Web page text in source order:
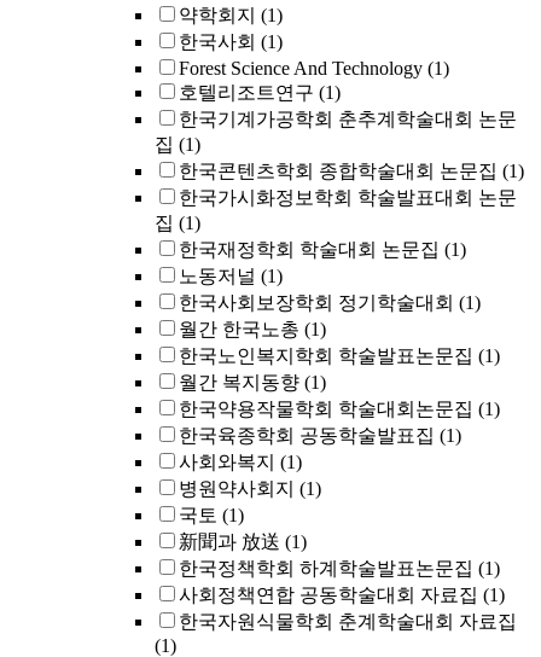
약학회지 (1)
한국사회 (1)
Forest Science And Technology (1)
호텔리조트연구 (1)
한국기계가공학회 춘추계학술대회 논문
집 (1)
한국콘텐츠학회 종합학술대회 논문집 (1)
한국가시화정보학회 학술발표대회 논문
집 (1)
한국재정학회 학술대회 논문집 (1)
노동저널 (1)
한국사회보장학회 정기학술대회 (1)
월간 한국노총 (1)
한국노인복지학회 학술발표논문집 (1)
월간 복지동향 (1)
한국약용작물학회 학술대회논문집 (1)
한국육종학회 공동학술발표집 (1)
사회와복지 (1)
병원약사회지 (1)
국토 (1)
新聞과 放送 (1)
한국정책학회 하계학술발표논문집 (1)
사회정책연합 공동학술대회 자료집 (1)
한국자원식물학회 춘계학술대회 자료집
(1)